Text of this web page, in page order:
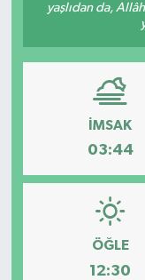
yaşlıdan da,
İMSAK
03:44
ÖĞLE
12:30